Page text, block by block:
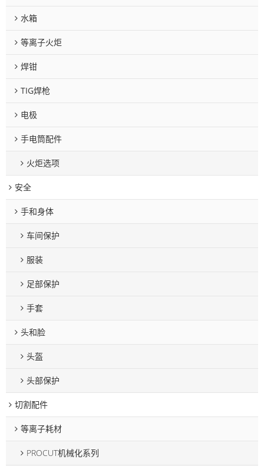
水箱
等离子火炬
焊钳
TIG焊枪
电极
手电筒配件
火炬选项
安全
手和身体
车间保护
服装
足部保护
手套
头和脸
头盔
头部保护
切割配件
等离子耗材
PROCUT机械化系列